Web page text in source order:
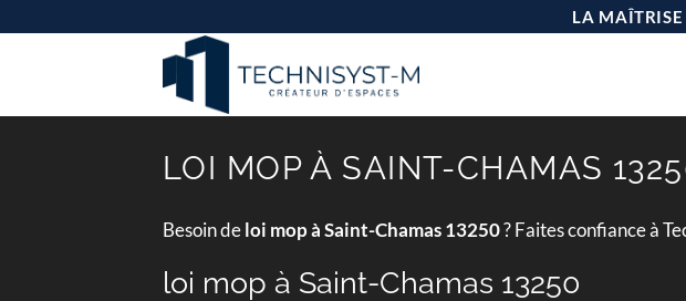
au
LA MAÎTRISE
LOI MOP À SAINT-CHAMAS
Besoin deloi mop à Saint-Chamas 13250? Faites confiance à
loi mop à Saint-Chamas 13250